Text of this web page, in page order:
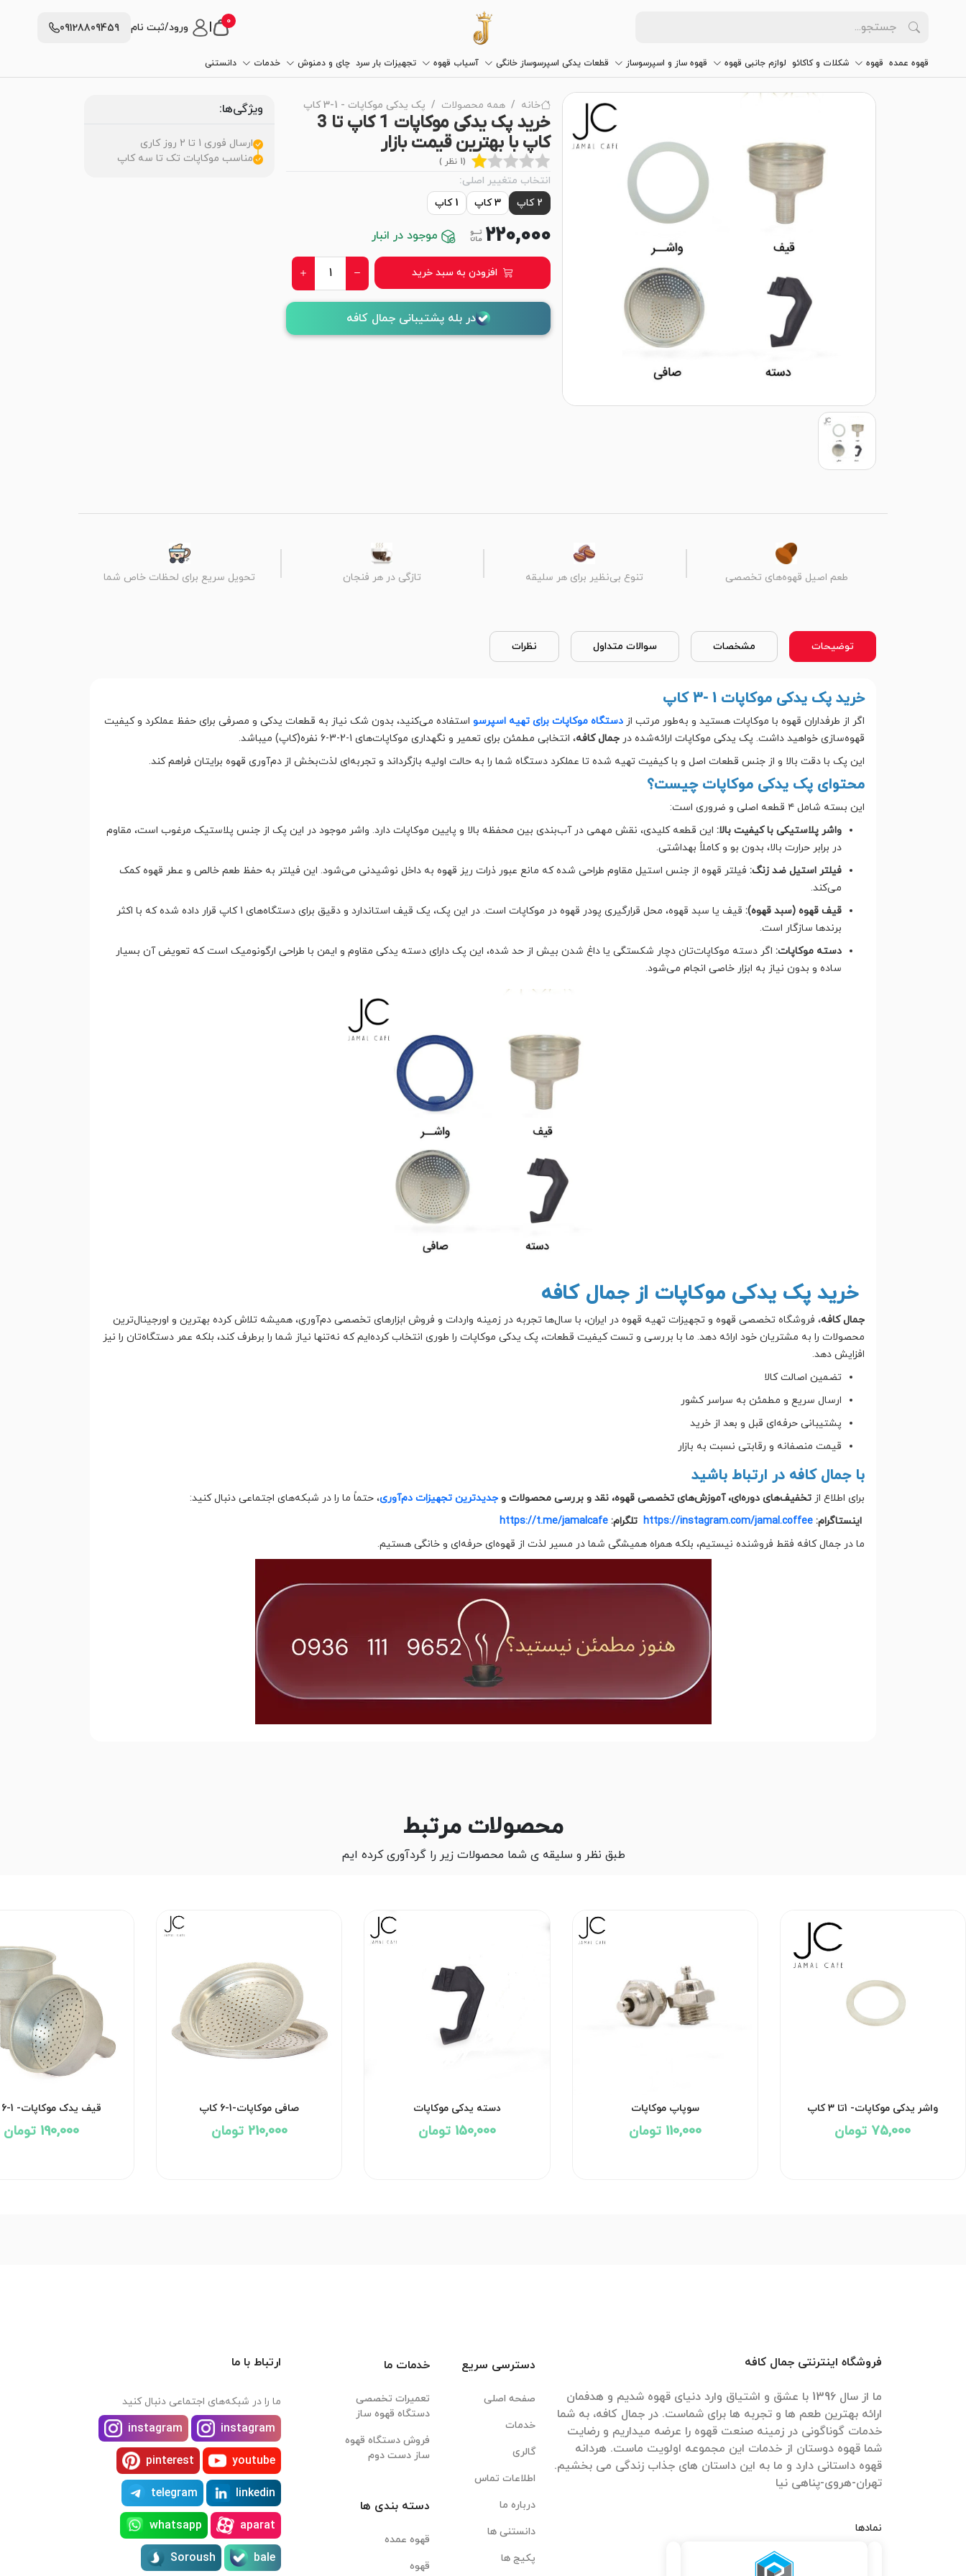
0 ورود/ثبت نام 09128809459
قهوه عمده قهوه شکلات و کاکائو لوازم جانبی قهوه قهوه ساز و اسپرسوساز قطعات یدکی اسپرسوساز خانگی آسیاب قهوه تجهیزات بار سرد چای و دمنوش خدمات دانستنی
خانه همه محصولات پک یدکی موکاپات - 1-3 کاپ
خرید پک یدکی موکاپات 1 کاپ تا 3
کاپ با بهترین قیمت بازار
(1 نظر )
انتخاب متغییر اصلی:
2 کاپ
3 کاپ 1 کاپ
220,000 موجود در انبار
افزودن به سبد خرید
در بله پشتیبانی جمال کافه
ویژگی‌ها:
ارسال فوری 1 تا 2 روز کاری
مناسب موکاپات تک تا سه کاپ
طعم اصیل قهوه‌های تخصصی تنوع بی‌نظیر برای هر سلیقه تازگی در هر فنجان تحویل سریع برای لحظات خاص شما
توضیحات مشخصات سوالات متداول نظرات
خرید پک یدکی موکاپات 1 -3 کاپ
اگر از طرفداران قهوه با موکاپات هستید و به‌طور مرتب از دستگاه موکاپات برای تهیه اسپرسواستفاده می‌کنید، بدون شک نیاز به قطعات یدکی و مصرفی برای حفظ عملکرد و کیفیت
قهوه‌سازی خواهید داشت. پک یدکی موکاپات ارائه‌شده در جمال کافه، انتخابی مطمئن برای تعمیر و نگهداری موکاپات‌های 1-2-3-6 نفره(کاپ) میباشد.
این پک با دقت بالا و از جنس قطعات اصل و با کیفیت تهیه شده تا عملکرد دستگاه شما را به حالت اولیه بازگرداند و تجربه‌ای لذت‌بخش از دم‌آوری قهوه برایتان فراهم کند.
محتوای پک یدکی موکاپات چیست؟
این بسته شامل ۴ قطعه اصلی و ضروری است:
واشر پلاستیکی با کیفیت بالا: این قطعه کلیدی، نقش مهمی در آب‌بندی بین محفظه بالا و پایین موکاپات دارد. واشر موجود در این پک از جنس پلاستیک مرغوب است، مقاوم
در برابر حرارت بالا، بدون بو و کاملاً بهداشتی.
فیلتر استیل ضد زنگ: فیلتر قهوه از جنس استیل مقاوم طراحی شده که مانع عبور ذرات ریز قهوه به داخل نوشیدنی می‌شود. این فیلتر به حفظ طعم خالص و عطر قهوه کمک
می‌کند.
قیف قهوه (سبد قهوه):
قیف یا سبد قهوه، محل قرارگیری پودر قهوه در موکاپات است. در این پک، یک قیف استاندارد و دقیق برای دستگاه‌های 1 کاپ قرار داده شده که با اکثر
برندها سازگار است.
دسته موکاپات: اگر دسته موکاپات‌تان دچار شکستگی یا داغ شدن بیش از حد شده، این پک دارای دسته یدکی مقاوم و ایمن با طراحی ارگونومیک است که تعویض آن بسیار
ساده و بدون نیاز به ابزار خاصی انجام می‌شود.
خرید پک یدکی موکاپات از جمال کافه
جمال کافه، فروشگاه تخصصی قهوه و تجهیزات تهیه قهوه در ایران، با سال‌ها تجربه در زمینه واردات و فروش ابزارهای تخصصی دم‌آوری، همیشه تلاش کرده بهترین و اورجینال‌ترین
محصولات را به مشتریان خود ارائه دهد. ما با بررسی و تست کیفیت قطعات، پک یدکی موکاپات را طوری انتخاب کرده‌ایم که نه‌تنها نیاز شما را برطرف کند، بلکه عمر دستگاه‌تان را نیز
افزایش دهد.
تضمین اصالت کالا
ارسال سریع و مطمئن به سراسر کشور
پشتیبانی حرفه‌ای قبل و بعد از خرید
قیمت منصفانه و رقابتی نسبت به بازار
با جمال کافه در ارتباط باشید
برای اطلاع از تخفیف‌های دوره‌ای، آموزش‌های تخصصی قهوه، نقد و بررسی محصولات و جدیدترین تجهیزات دم‌آوری، حتماً ما را در شبکه‌های اجتماعی دنبال کنید:
اینستاگرام: https://instagram.com/jamal.coffeeتلگرام: https://t.me/jamalcafe
ما در جمال کافه فقط فروشنده نیستیم، بلکه همراه همیشگی شما در مسیر لذت از قهوه‌ای حرفه‌ای و خانگی هستیم.
محصولات مرتبط
طبق نظر و سلیقه ی شما محصولات زیر را گردآوری کرده ایم
واشر یدکی موکاپات- 1تا 3 کاپ
75,000 تومان
سوپاپ موکاپات
110,000 تومان
دسته یدکی موکاپات
150,000 تومان
صافی موکاپات-1-6 کاپ
210,000 تومان
قیف یدک موکاپات- 1-6 کاپ
190,000 تومان
فروشگاه اینترنتی جمال کافه
ما از سال 1396 با عشق و اشتیاق وارد دنیای قهوه شدیم و هدفمان
ارائه بهترین طعم ها و تجربه ها برای شماست. در جمال کافه، به شما
خدمات گوناگونی در زمینه صنعت قهوه را عرضه میداریم و رضایت
شما قهوه دوستان از خدمات این مجموعه اولویت ماست. هردانه
قهوه داستانی دارد و ما به این داستان های جذاب زندگی می بخشیم.
تهران-هروی-پناهی نیا
نمادها
دسترسی سریع
صفحه اصلی
خدمات
گالری
اطلاعات تماس
درباره ما
دانستنی ها
پکیج ها
خدمات ما
تعمیرات تخصصی
دستگاه قهوه ساز
فروش دستگاه قهوه
ساز دست دوم
دسته بندی ها
قهوه عمده
قهوه
ارتباط با ما
ما را در شبکه‌های اجتماعی دنبال کنید
instagram
instagram
youtube
pinterest
linkedin
telegram
aparat
whatsapp
bale
Soroush